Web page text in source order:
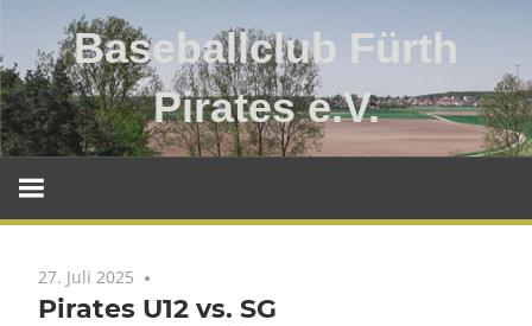
Inhalt
springen
Baseballclub Fürth
Pirates e.V.
Baseballclub
Fürth
Pirates
e.V.
27. Juli 2025
Pirates U12 vs. SG